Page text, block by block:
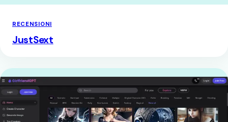
RECENSIONI
JustSext